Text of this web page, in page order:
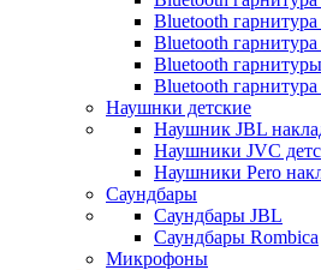
Bluetooth
Bluetooth
Bluetooth
Bluetooth
Наушнки детские
Наушник JBL
Наушники JVC
Наушники Pero
Саундбары
Саундбары JBL
Саундбары Rombica
Микрофоны